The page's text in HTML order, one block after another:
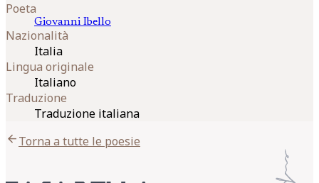
Poeta
Giovanni Ibello
Nazionalità
Italia
Lingua originale
Italiano
Traduzione
Traduzione italiana
arrow_backTorna a tutte le poesie